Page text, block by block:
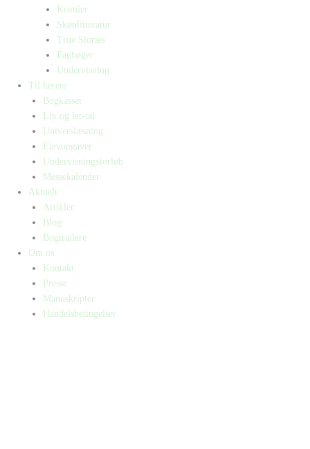
Krimier
Skønlitteratur
True Stories
Fagbøger
Undervisning
Til lærere
Bogkasser
Lix og let-tal
Universlæsning
Elevopgaver
Undervisningsforløb
Messekalender
Aktuelt
Artikler
Blog
Bogtrailere
Om os
Kontakt
Presse
Manuskripter
Handelsbetingelser